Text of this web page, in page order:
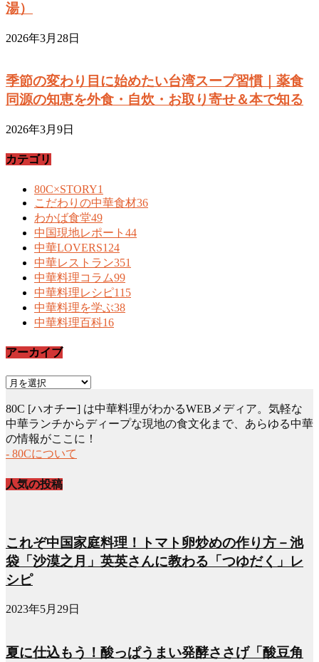
湯）
2026年3月28日
季節の変わり目に始めたい台湾スープ習慣｜薬食
同源の知恵を外食・自炊・お取り寄せ＆本で知る
2026年3月9日
カテゴリ
80C×STORY1
こだわりの中華食材36
わかば食堂49
中国現地レポート 44
中華LOVERS124
中華レストラン351
中華料理コラム99
中華料理レシピ115
中華料理を学ぶ38
中華料理百科16
アーカイブ
ア
カ
イ
ブ
80C [ハオチー] は中華料理がわかるWEBメディア。気軽な
中華ランチからディープな現地の食文化まで、あらゆる中華
の情報がここに！
- 80Cについて
人気の投稿
これぞ中国家庭料理！トマト卵炒めの作り方－池
袋「沙漠之月」英英さんに教わる「つゆだく」レ
シピ
2023年5月29日
夏に仕込もう！酸っぱうまい発酵ささげ「酸豆角